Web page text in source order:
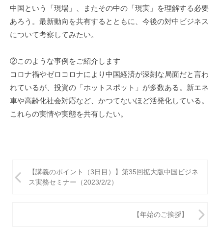
中国という「現場」、またその中の「現実」を理解する必要
あろう。最新動向を共有するとともに、今後の対中ビジネス
について考察してみたい。
②このような事例をご紹介します
コロナ禍やゼロコロナにより中国経済が深刻な局面だと言わ
れているが、投資の「ホットスポット」が多数ある。新エネ
車や高齢化社会対応など、かつてないほど活発化している。
これらの実情や実態を共有したい。
稿
【講義のポイント（3日目）】第35回拡大版中国ビジネ
ス実務セミナー（2023/2/2）
【年始のご挨拶】